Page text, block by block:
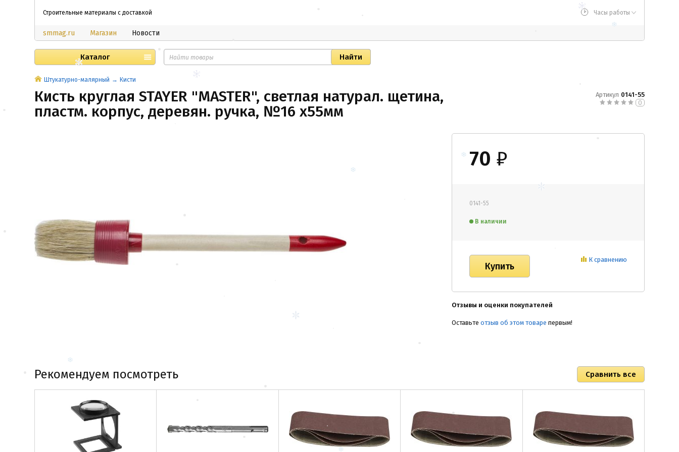
Строительные материалы с доставкой Часы работы
smmag.ru Магазин Новости
Каталог
Штукатурно-малярный Кисти
Кисть круглая STAYER "MASTER", светлая натурал. щетина,
пластм. корпус, деревян. ручка, №16 x55мм
Артикул 0141-55
0
70 ₽
0141-55
В наличии
К сравнению
Отзывы и оценки покупателей
Оставьте отзыв об этом товаре первым!
Рекомендуем посмотреть